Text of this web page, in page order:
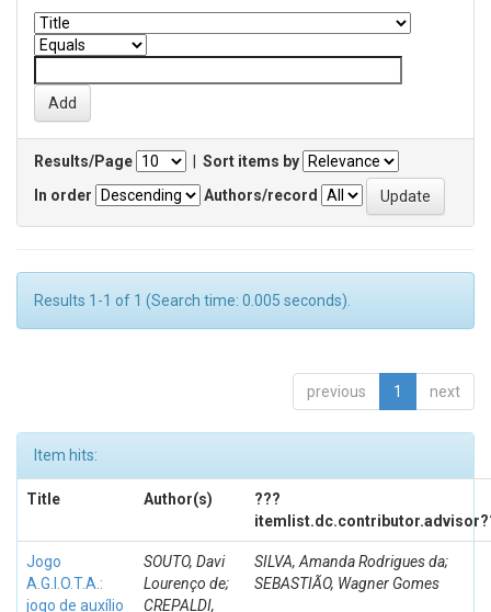
Results/Page
Sort items by
In order
Authors/record
Results 1-1 of 1 (Search time: 0.005 seconds).
previous 1 next
Item hits:
Title Author(s)
???
Jogo
A.G.I.O.T.A.:
jogo de auxílio
SOUTO, Davi
Lourenço de;
CREPALDI,
SILVA, Amanda Rodrigues da;
SEBASTIÃO, Wagner Gomes